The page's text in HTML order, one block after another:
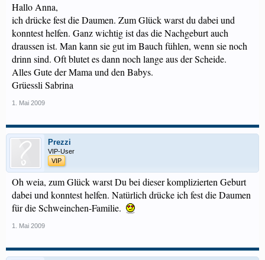
Hallo Anna,
ich drücke fest die Daumen. Zum Glück warst du dabei und
konntest helfen. Ganz wichtig ist das die Nachgeburt auch
draussen ist. Man kann sie gut im Bauch fühlen, wenn sie noch
drinn sind. Oft blutet es dann noch lange aus der Scheide.
Alles Gute der Mama und den Babys.
Grüessli Sabrina
1. Mai 2009
Prezzi
VIP-User
VIP
Oh weia, zum Glück warst Du bei dieser komplizierten Geburt
dabei und konntest helfen. Natürlich drücke ich fest die Daumen
für die Schweinchen-Familie.
1. Mai 2009